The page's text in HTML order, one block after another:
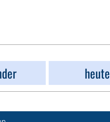
heute